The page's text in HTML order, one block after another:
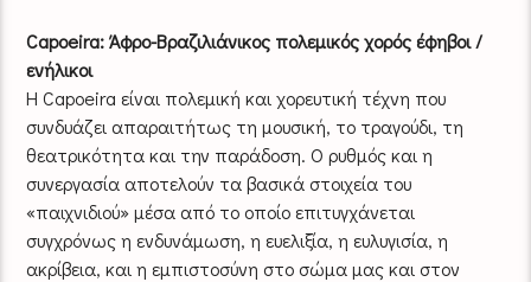
Capoeira: Άφρο-Bραζιλιάνικος πολεμικός χορός έφηβοι /
ενήλικοι
Η Capoeira είναι πολεμική και χορευτική τέχνη που
συνδυάζει απαραιτήτως τη μουσική, το τραγούδι, τη
θεατρικότητα και την παράδοση. Ο ρυθμός και η
συνεργασία αποτελούν τα βασικά στοιχεία του
«παιχνιδιού» μέσα από το οποίο επιτυγχάνεται
συγχρόνως η ενδυνάμωση, η ευελιξία, η ευλυγισία, η
ακρίβεια, και η εμπιστοσύνη στο σώμα μας και στον